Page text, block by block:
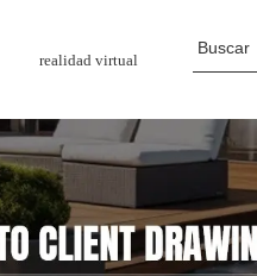
realidad virtual